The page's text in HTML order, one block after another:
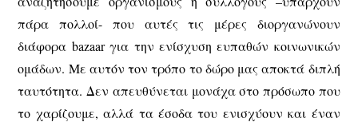
πάρα πολλοί- που αυτές τις μέρες διοργανώνουν
διάφορα bazaar για την ενίσχυση ευπαθών κοινωνικών
ομάδων. Με αυτόν τον τρόπο το δώρο μας αποκτά διπλή
ταυτότητα. Δεν απευθύνεται μονάχα στο πρόσωπο που
το χαρίζουμε, αλλά τα έσοδα του ενισχύουν και έναν